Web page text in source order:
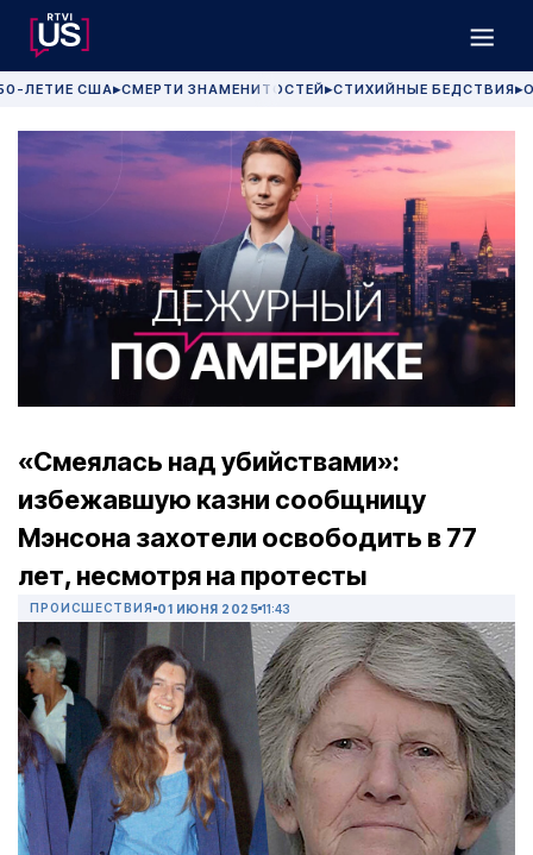
ЛЕТИЕ США▶СМЕРТИ ЗНАМЕНИТОСТЕЙ▶СТИХИЙНЫЕ БЕДСТВИЯ▶
«Смеялась над убийствами»:
избежавшую казни сообщницу
Мэнсона захотели освободить в 77
лет, несмотря на протесты
ПРОИСШЕСТВИЯ 01 ИЮНЯ 2025 11:43